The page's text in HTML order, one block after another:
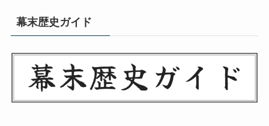
幕末歴史ガイド